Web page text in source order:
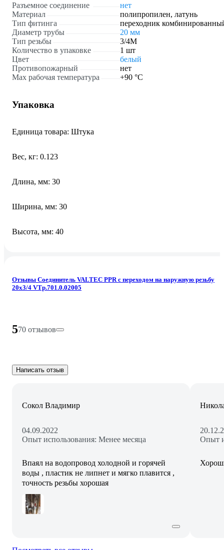
Разъемное соединение
нет
Материал
полипропилен, латунь
Тип фитинга
переходник
Диаметр трубы
20 мм
Тип резьбы
3/4M
Количество в упаковке
1 шт
Цвет
белый
Противопожарный
нет
Max рабочая температура
+90 °С
Упаковка
Единица товара: Штука
Вес, кг: 0.123
Длина, мм: 30
Ширина, мм: 30
Высота, мм: 40
Отзывы Соединитель VALTEC PPR с переходом на наружную резьбу
20х3/4 VTp.701.0.02005
570 отзывов
Написать отзыв
Сокол Владимир
04.09.2022
Опыт использования: Менее месяца
Впаял на водопровод холодной и горячей
воды , пластик не липнет и мягко плавится ,
точность резьбы хорошая
Опыт